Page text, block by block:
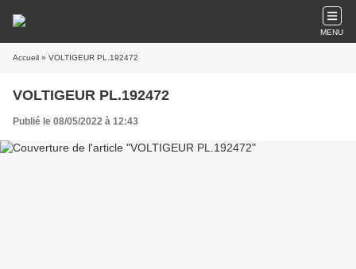
MENU
Accueil » VOLTIGEUR PL.192472
VOLTIGEUR PL.192472
Publié le 08/05/2022 à 12:43